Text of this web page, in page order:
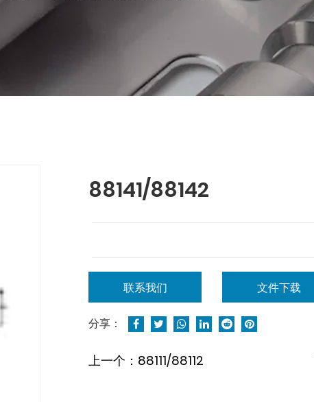
88141/88142
联系我们 文件下载
分享：
上一个：88111/88112